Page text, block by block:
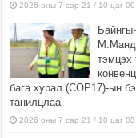
2026 оны 7 сар 21 / 10 цаг 09
тэмцэх
бага хурал (СОР17)-ын
танилцлаа
2026 оны 7 сар 21 / 10 цаг 03